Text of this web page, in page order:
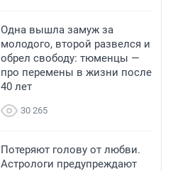
Одна вышла замуж за
молодого, второй развелся и
обрел свободу: тюменцы —
про перемены в жизни после
40 лет
30 265
Потеряют голову от любви.
Астрологи предупреждают